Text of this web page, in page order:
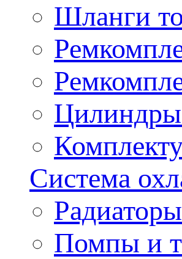
Шланги
Система
Помпы и